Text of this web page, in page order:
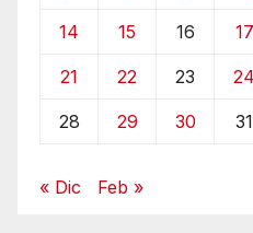
14 15 16 17
21 22 23 24
28 29 30 31
« Dic Feb »